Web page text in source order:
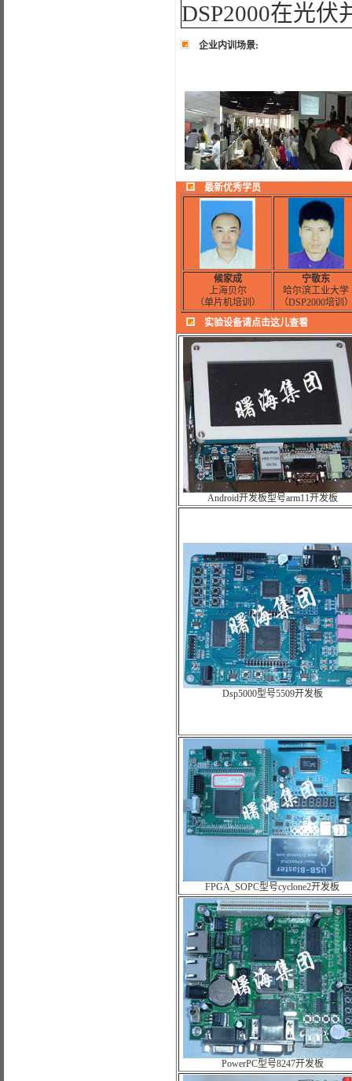
DSP2000在光
企业内训场景:
最新优秀学员
候家成
上海贝尔
（单片机培训）
宁敬东
哈尔滨工业大学
（DSP2000培训
实验设备请点击这儿查看
Android开发板型号arm11开发板
Dsp5000型号5509开发板
FPGA_SOPC型号cyclone2开发板
PowerPC型号8247开发板